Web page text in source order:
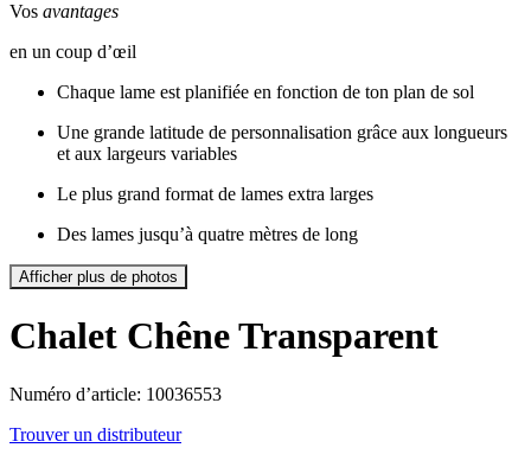
Vos avantages
en un coup d’œil
Chaque lame est planifiée en fonction de ton plan de sol
Une grande latitude de personnalisation grâce aux longueurs
et aux largeurs variables
Le plus grand format de lames extra larges
Des lames jusqu’à quatre mètres de long
Afficher plus de photos
Chalet Chêne Transparent
Numéro d’article: 10036553
Trouver un distributeur